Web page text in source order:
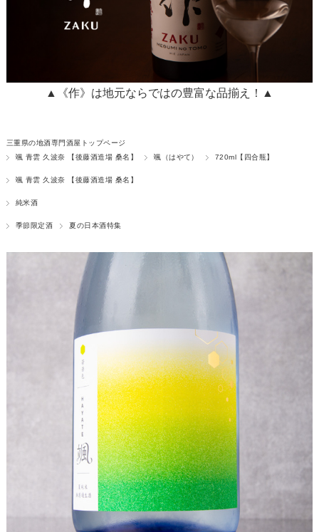
▲《作》は地元ならではの豊富な品揃え！▲
三重県の地酒専門酒屋トップページ
颯 青雲 久波奈 【後藤酒造場 桑名】
颯（はやて） 720ml【四合瓶】
颯 青雲 久波奈 【後藤酒造場 桑名】
純米酒
季節限定酒 夏の日本酒特集